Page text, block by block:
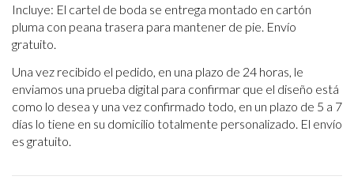
Incluye: El cartel de boda se entrega montado en cartón
pluma con peana trasera para mantener de pie. Envío
gratuito.
Una vez recibido el pedido, en una plazo de 24 horas, le
enviamos una prueba digital para confirmar que el diseño está
como lo desea y una vez confirmado todo, en un plazo de 5 a 7
días lo tiene en su domicilio totalmente personalizado. El envío
es gratuito.